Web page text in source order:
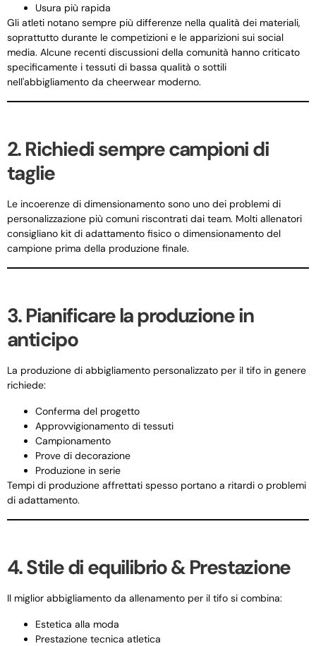
Usura più rapida
Gli atleti notano sempre più differenze nella qualità dei materiali,
soprattutto durante le competizioni e le apparizioni sui social
media. Alcune recenti discussioni della comunità hanno criticato
specificamente i tessuti di bassa qualità o sottili
nell'abbigliamento da cheerwear moderno.
2. Richiedi sempre campioni di
taglie
Le incoerenze di dimensionamento sono uno dei problemi di
personalizzazione più comuni riscontrati dai team. Molti allenatori
consigliano kit di adattamento fisico o dimensionamento del
campione prima della produzione finale.
3. Pianificare la produzione in
anticipo
La produzione di abbigliamento personalizzato per il tifo in genere
richiede:
Conferma del progetto
Approvvigionamento di tessuti
Campionamento
Prove di decorazione
Produzione in serie
Tempi di produzione affrettati spesso portano a ritardi o problemi
di adattamento.
4. Stile di equilibrio & Prestazione
Il miglior abbigliamento da allenamento per il tifo si combina:
Estetica alla moda
Prestazione tecnica atletica